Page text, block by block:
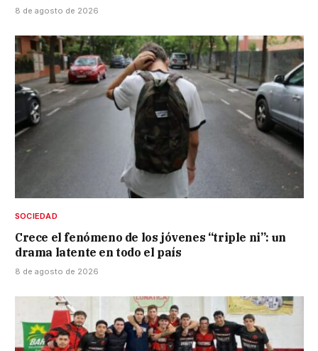
8 de agosto de 2026
SOCIEDAD
Crece el fenómeno de los jóvenes “triple ni”: un
drama latente en todo el país
8 de agosto de 2026